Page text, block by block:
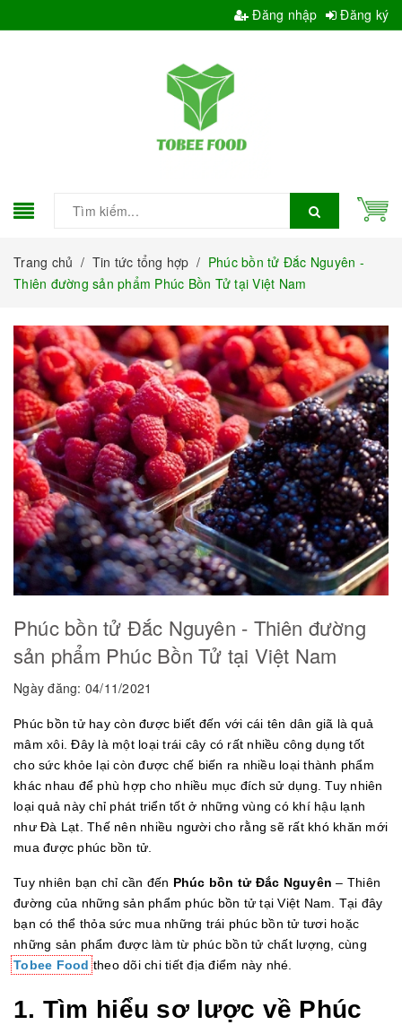
Đăng nhập Đăng ký
Trang chủ / Tin tức tổng hợp / Phúc bồn tử Đắc Nguyên -
Thiên đường sản phẩm Phúc Bồn Tử tại Việt Nam
Phúc bồn tử Đắc Nguyên - Thiên đường
sản phẩm Phúc Bồn Tử tại Việt Nam
Ngày đăng: 04/11/2021
Phúc bồn tử hay còn được biết đến với cái tên dân giã là quả
mâm xôi. Đây là một loại trái cây có rất nhiều công dụng tốt
cho sức khỏe lại còn được chế biến ra nhiều loại thành phẩm
khác nhau để phù hợp cho nhiều mục đích sử dụng. Tuy nhiên
loại quả này chỉ phát triển tốt ở những vùng có khí hậu lạnh
như Đà Lạt. Thế nên nhiều người cho rằng sẽ rất khó khăn mới
mua được phúc bồn tử.
Tuy nhiên bạn chỉ cần đến Phúc bồn tử Đắc Nguyên – Thiên
đường của những sản phẩm phúc bồn tử tại Việt Nam. Tại đây
bạn có thể thỏa sức mua những trái phúc bồn tử tươi hoặc
những sản phẩm được làm từ phúc bồn tử chất lượng, cùng
Tobee Food theo dõi chi tiết địa điểm này nhé.
1. Tìm hiểu sơ lược về Phúc